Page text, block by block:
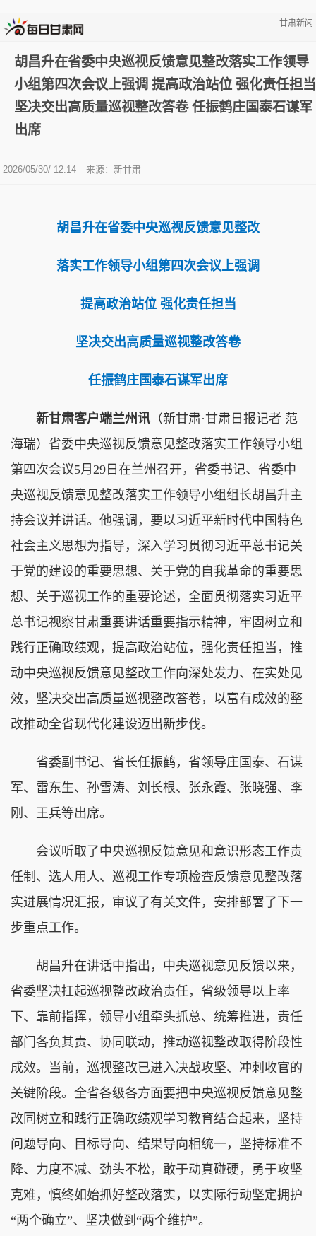
甘肃新闻
胡昌升在省委中央巡视反馈意见整改落实工作领导
小组第四次会议上强调 提高政治站位 强化责任担当
坚决交出高质量巡视整改答卷 任振鹤庄国泰石谋军
出席
2026/05/30/ 12:14 来源：新甘肃
胡昌升在省委中央巡视反馈意见整改
落实工作领导小组第四次会议上强调
提高政治站位 强化责任担当
坚决交出高质量巡视整改答卷
任振鹤庄国泰石谋军出席
新甘肃客户端兰州讯 （新甘肃·甘肃日报记者 范
海瑞）省委中央巡视反馈意见整改落实工作领导小组
第四次会议5月29日在兰州召开，省委书记、省委中
央巡视反馈意见整改落实工作领导小组组长胡昌升主
持会议并讲话。他强调，要以习近平新时代中国特色
社会主义思想为指导，深入学习贯彻习近平总书记关
于党的建设的重要思想、关于党的自我革命的重要思
想、关于巡视工作的重要论述，全面贯彻落实习近平
总书记视察甘肃重要讲话重要指示精神，牢固树立和
践行正确政绩观，提高政治站位，强化责任担当，推
动中央巡视反馈意见整改工作向深处发力、在实处见
效，坚决交出高质量巡视整改答卷，以富有成效的整
改推动全省现代化建设迈出新步伐。
省委副书记、省长任振鹤，省领导庄国泰、石谋
军、雷东生、孙雪涛、刘长根、张永霞、张晓强、李
刚、王兵等出席。
会议听取了中央巡视反馈意见和意识形态工作责
任制、选人用人、巡视工作专项检查反馈意见整改落
实进展情况汇报，审议了有关文件，安排部署了下一
步重点工作。
胡昌升在讲话中指出，中央巡视意见反馈以来，
省委坚决扛起巡视整改政治责任，省级领导以上率
下、靠前指挥，领导小组牵头抓总、统筹推进，责任
部门各负其责、协同联动，推动巡视整改取得阶段性
成效。当前，巡视整改已进入决战攻坚、冲刺收官的
关键阶段。全省各级各方面要把中央巡视反馈意见整
改同树立和践行正确政绩观学习教育结合起来，坚持
问题导向、目标导向、结果导向相统一，坚持标准不
降、力度不减、劲头不松，敢于动真碰硬，勇于攻坚
克难，慎终如始抓好整改落实，以实际行动坚定拥护
“两个确立”、坚决做到“两个维护”。